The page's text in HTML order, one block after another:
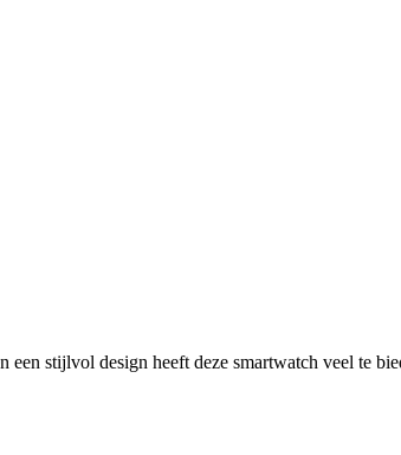
stijlvol design heeft deze smartwatch veel te